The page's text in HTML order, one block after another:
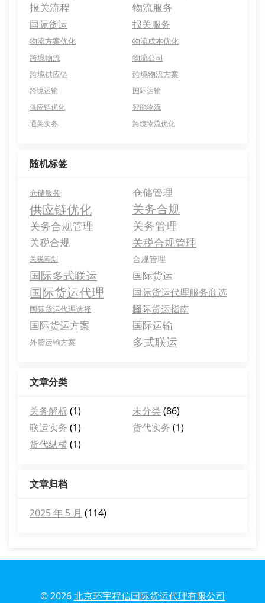
报关流程
物流服务
国际货运 报关服务
物流方案优化
物流成本优化
跨境物流
物流公司
跨境供应链
跨境物流方案
跨境运输
国际运输
供应链优化
智能物流
通关实务
跨境物流优化
随机标签
仓储服务 仓储管理
供应链优化 关务合规
关务合规管理 关务管理
关税合规 关税合规管理
关税筹划 合规管理
国际多式联运 国际货运
国际货运代理
国际货运代理服务商选
择
国际货运代理选择 国际货运指南
国际货运方案 国际运输
外贸运输方案 多式联运
文章分类
关务解析(1) 未分类(86)
联运实务 (1) 货代实务 (1)
货代纵横(1)
文章归档
2025 年 5 月 (114)
© 2026北京环宇程信国际货运代理有限公司